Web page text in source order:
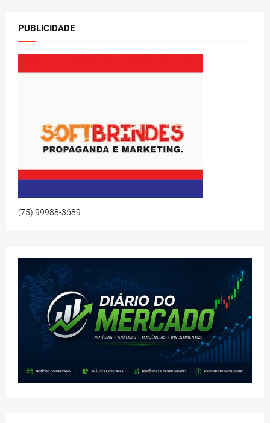
PUBLICIDADE
(75) 99988-3689